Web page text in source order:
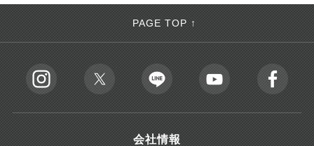
PAGE TOP ↑
会社情報